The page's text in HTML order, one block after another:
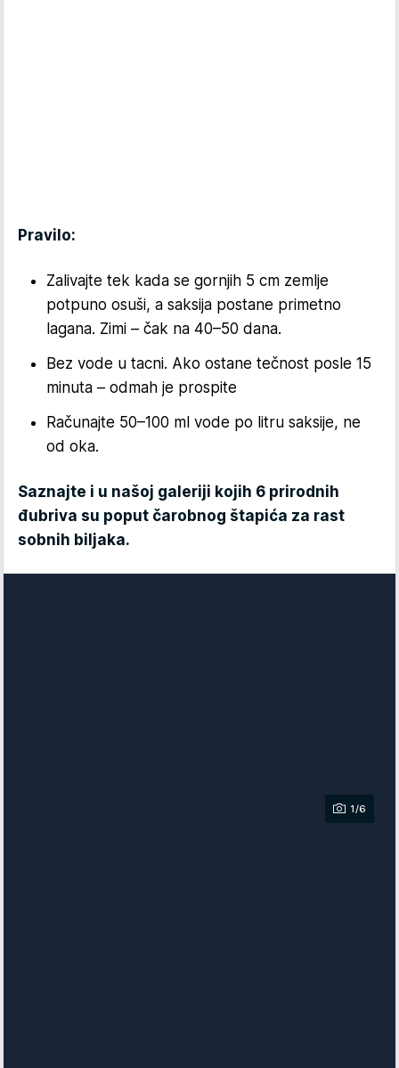
Pravilo:
Zalivajte tek kada se gornjih 5 cm zemlje
potpuno osuši, a saksija postane primetno
lagana. Zimi – čak na 40–50 dana.
Bez vode u tacni. Ako ostane tečnost posle 15
minuta – odmah je prospite
Računajte 50–100 ml vode po litru saksije, ne
od oka.
Saznajte i u našoj galeriji kojih 6 prirodnih
đubriva su poput čarobnog štapića za rast
sobnih biljaka.
1/6